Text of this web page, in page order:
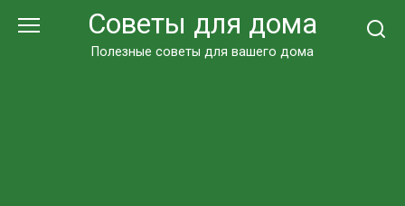
Советы для дома
Полезные советы для вашего дома